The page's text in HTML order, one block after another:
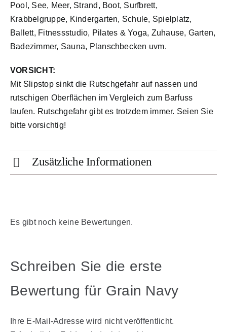
Pool, See, Meer, Strand, Boot, Surfbrett,
Krabbelgruppe, Kindergarten, Schule, Spielplatz,
Ballett, Fitnessstudio, Pilates & Yoga, Zuhause, Garten,
Badezimmer, Sauna, Planschbecken uvm.
VORSICHT:
Mit Slipstop sinkt die Rutschgefahr auf nassen und
rutschigen Oberflächen im Vergleich zum Barfuss
laufen. Rutschgefahr gibt es trotzdem immer. Seien Sie
bitte vorsichtig!
Zusätzliche Informationen
Es gibt noch keine Bewertungen.
Schreiben Sie die erste
Bewertung für Grain Navy
Ihre E-Mail-Adresse wird nicht veröffentlicht.